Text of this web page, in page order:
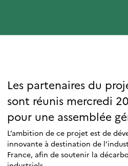
Les partenaires du
sont réunis mercredi
pour une assemblée
L’ambition de ce projet est de
innovante à destination de
France, afin de soutenir la